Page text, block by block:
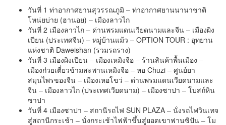
วันที่ 1 ท่าอากาศยานสุวรรณภูมิ – ท่าอากาศยานนานาชาติ
โหน่ยบ่าย (ฮานอย) – เมืองลาวไก
วันที่ 2 เมืองลาวไก – ด่านพรมแดนเวียดนามและจีน – เมืองผิง
เปียน (ประเทศจีน) – หมู่บ้านแม้ว – OPTION TOUR : อุทยาน
แห่งชาติ Daweishan (รวมรถราง)
วันที่ 3 เมืองผิงเปียน – เมืองเหมิงจือ – ร้านสินค้าพื้นเมือง –
เมืองก๋วยเตี๋ยวข้ามสะพานเหมิงจือ – หอ Chuzi – ศูนย์ยา
สมุนไพรของจีน – เมืองเหอโขว่ – ด่านพรมแดนเวียดนามและ
จีน – เมืองลาวไก (ประเทศเวียดนาม) – เมืองซาปา – โบสถ์หิน
ซาปา
วันที่ 4 เมืองซาปา – สถานีรถไฟ SUN PLAZA – นั่งรถไฟวินเทจ
สู่สถานีกระเช้า – นั่งกระเช้าไฟฟ้าขึ้นสู่ยอดเขาฟานซิปัน – โม